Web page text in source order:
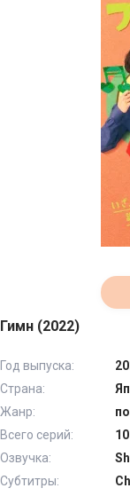
Гимн (2022)
Год выпуска:
Страна:
Жанр:
Всего серий:
Озвучка:
Субтитры: